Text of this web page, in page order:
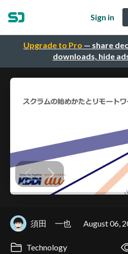
Upgrade to Pro — share
downloads, hide
Sign in
須田 一也 August 06,
Technology